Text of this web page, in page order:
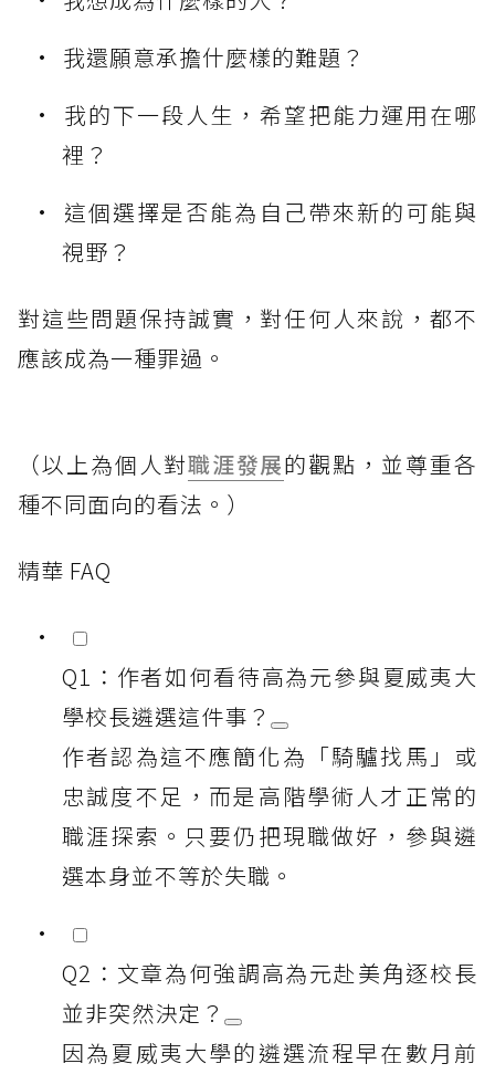
我還願意承擔什麼樣的難題？
我的下一段人生，希望把能力運用在哪
裡？
這個選擇是否能為自己帶來新的可能與
視野？
對這些問題保持誠實，對任何人來說，都不
應該成為一種罪過。
（以上為個人對職涯發展的觀點，並尊重各
種不同面向的看法。）
精華 FAQ
Q1：作者如何看待高為元參與夏威夷大
學校長遴選這件事？
作者認為這不應簡化為「騎驢找馬」或
忠誠度不足，而是高階學術人才正常的
職涯探索。只要仍把現職做好，參與遴
選本身並不等於失職。
Q2：文章為何強調高為元赴美角逐校長
並非突然決定？
因為夏威夷大學的遴選流程早在數月前